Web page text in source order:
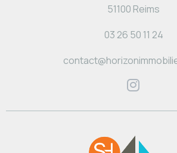
51100 Reims
03 26 50 11 24